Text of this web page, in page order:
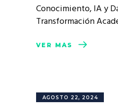
Conocimiento, IA y
Transformación
VER MÁS
AGOSTO 22, 2024